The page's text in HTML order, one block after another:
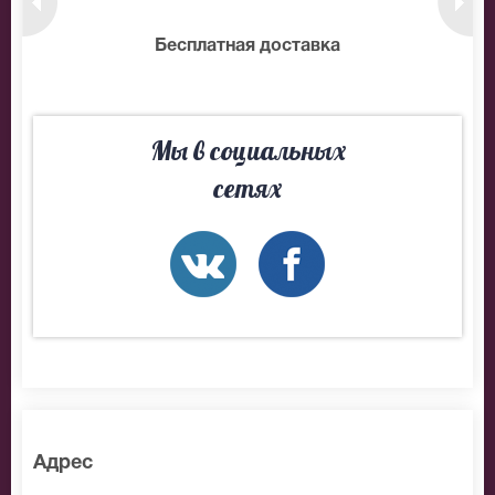
Бесплатная доставка
Мы в социальных
сетях
Адрес